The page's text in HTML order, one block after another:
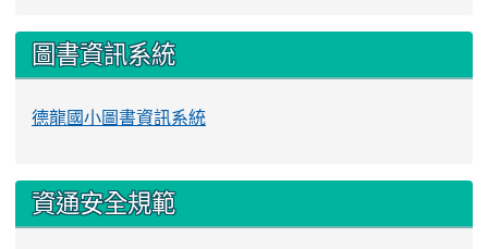
圖書資訊系統
德龍國小圖書資訊系統
資通安全規範